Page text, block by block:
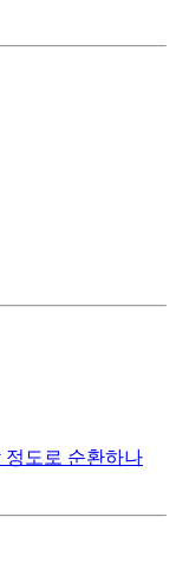
정도로 순환하나